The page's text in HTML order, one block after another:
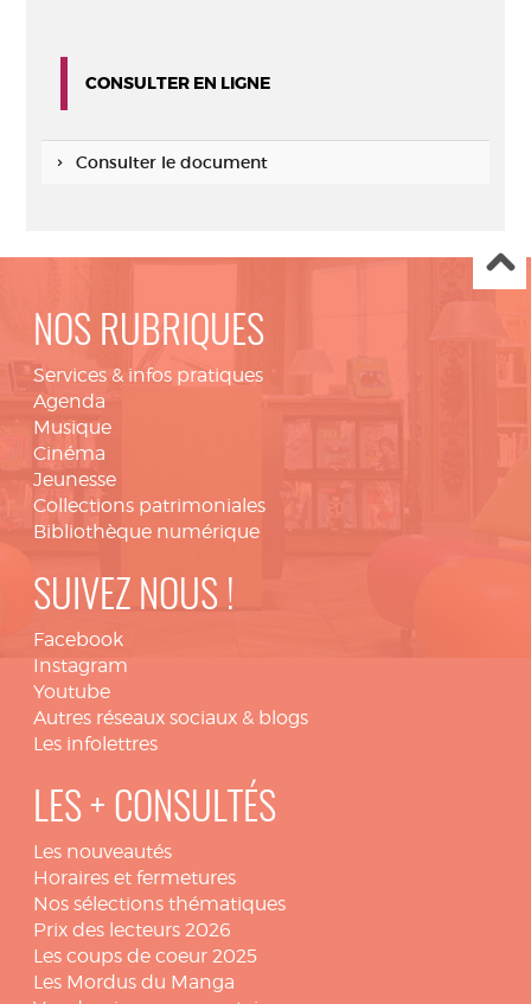
CONSULTER EN LIGNE
Consulter le document
NOS RUBRIQUES
Services & infos pratiques
Agenda
Musique
Cinéma
Jeunesse
Collections patrimoniales
Bibliothèque numérique
SUIVEZ NOUS !
Facebook
Instagram
Youtube
Autres réseaux sociaux & blogs
Les infolettres
LES + CONSULTÉS
Les nouveautés
Horaires et fermetures
Nos sélections thématiques
Prix des lecteurs 2026
Les coups de coeur 2025
Les Mordus du Manga